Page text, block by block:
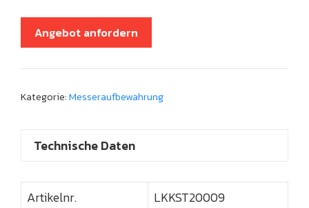
Angebot anfordern
Kategorie:Messeraufbewahrung
Technische Daten
Artikelnr.
LKKST20009